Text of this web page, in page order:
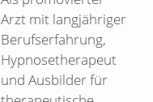
Arzt mit langjähriger
Berufserfahrung,
Hypnosetherapeut
und Ausbilder für